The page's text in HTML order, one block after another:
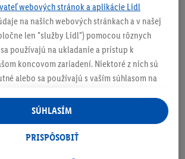
webových stránok a aplikácie Lidl
na našich webových stránkach a v našej
len "služby Lidl") pomocou rôznych
používajú na ukladanie a prístup k
koncovom zariadení. Niektoré z nich sú
alebo sa používajú s vaším súhlasom na
v rámci služieb Lidl aj mimo nich. Ak
Lidl Plus, na tieto účely sa spracúvajú
správania v obchode.
PRISPÔSOBIŤ
SÚHLASÍM